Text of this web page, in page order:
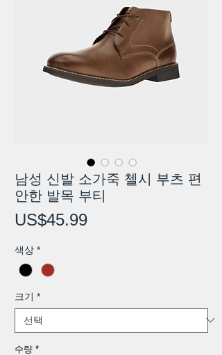
남성 신발 소가죽 첼시 부츠 편
안한 발목 부티
US$45.99가
색상 *
크기 *
수량 *